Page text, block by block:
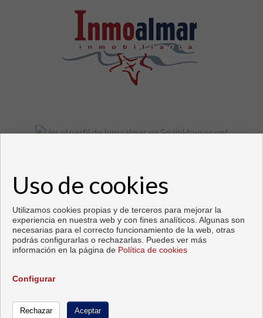
Copyright © 2026. Todos los derechos reservados.
Desarrollado porInmoenter.Aviso legal|Política de privacidad
Uso de cookies
Utilizamos cookies propias y de terceros para mejorar la
experiencia en nuestra web y con fines analíticos. Algunas son
necesarias para el correcto funcionamiento de la web, otras
podrás configurarlas o rechazarlas. Puedes ver más
información en la página de Política de cookies
Configurar